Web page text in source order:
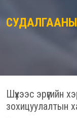
СУДАЛГААНЫ
Шүүхээс эрүүгийн
зохицуулалтын